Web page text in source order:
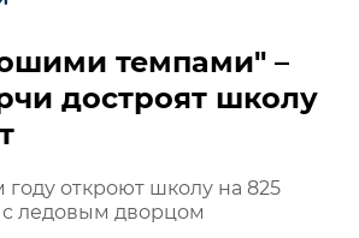
темпами" –
достроят школу
откроют школу на 825
ледовым дворцом